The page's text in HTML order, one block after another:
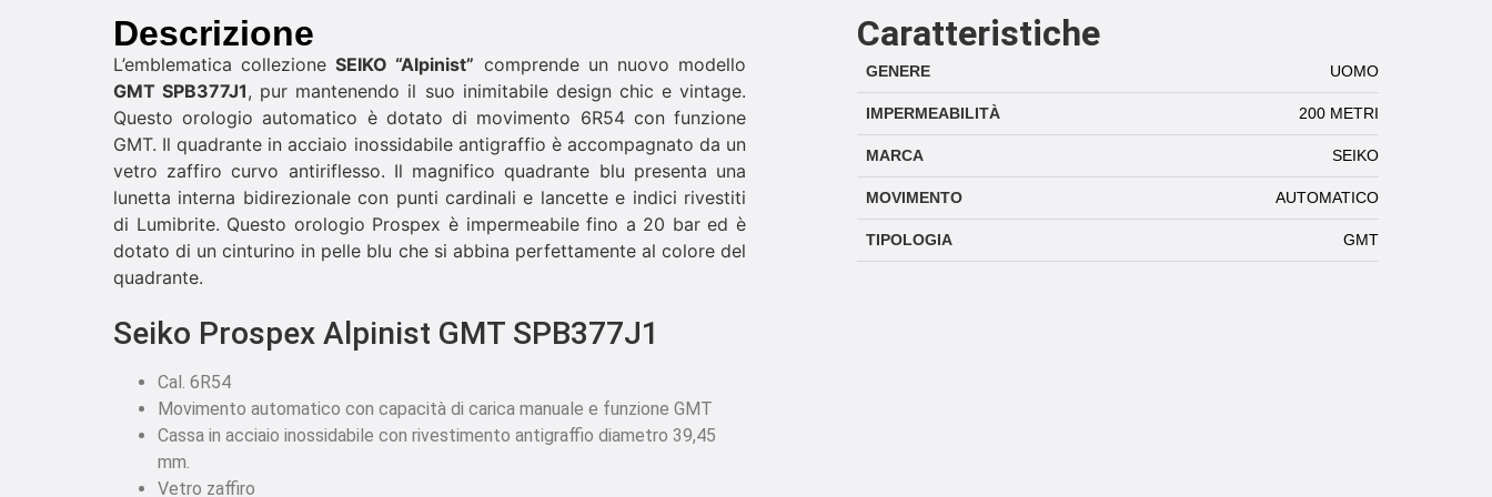
Descrizione
L’emblematica collezioneSEIKO “Alpinist” comprende un nuovo modello
GMT SPB377J1, pur mantenendo il suo inimitabile design chic e vintage.
Questo orologio automatico è dotato di movimento 6R54 con funzione
GMT. Il quadrante in acciaio inossidabile antigraffio è accompagnato da un
vetro zaffiro curvo antiriflesso. Il magnifico quadrante blu presenta una
lunetta interna bidirezionale con punti cardinali e lancette e indici rivestiti
di Lumibrite. Questo orologio Prospex è impermeabile fino a 20 bar ed è
dotato di un cinturino in pelle blu che si abbina perfettamente al colore del
quadrante.
Seiko Prospex Alpinist GMT SPB377J1
Cal. 6R54
Movimento automatico con capacità di carica manuale e funzione GMT
Cassa in acciaio inossidabile con rivestimento antigraffio diametro 39,45
mm.
Vetro zaffiro
Caratteristiche
GENERE UOMO
IMPERMEABILITÀ 200 METRI
MARCA SEIKO
MOVIMENTO AUTOMATICO
TIPOLOGIA GMT